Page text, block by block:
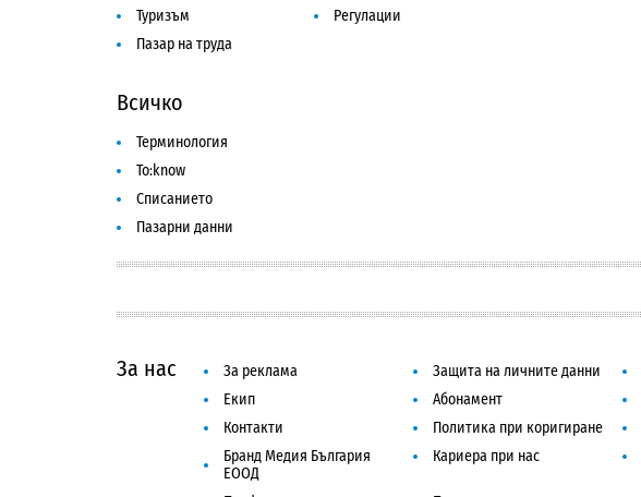
Туризъм
Пазар на труда
Регулации
Всичко
Терминология
To:know
Списанието
Пазарни данни
За нас За реклама Защита на личните данни
Екип
Абонамент
Контакти
Политика при коригиране
Бранд Медия България
ЕООД
Кариера при нас